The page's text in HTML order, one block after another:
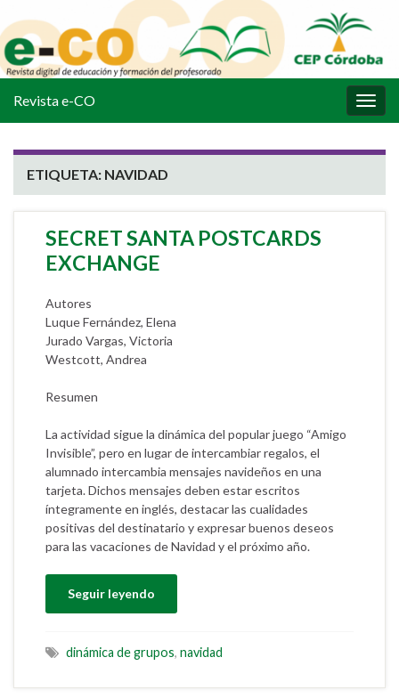
la
Revista e-CO
ETIQUETA: NAVIDAD
SECRET SANTA POSTCARDS
EXCHANGE
Autores
Luque Fernández, Elena
Jurado Vargas, Victoria
Westcott, Andrea
Resumen
La actividad sigue la dinámica del popular juego “Amigo
Invisible”, pero en lugar de intercambiar regalos, el
alumnado intercambia mensajes navideños en una
tarjeta. Dichos mensajes deben estar escritos
íntegramente en inglés, destacar las cualidades
positivas del destinatario y expresar buenos deseos
para las vacaciones de Navidad y el próximo año.
Seguir leyendo
dinámica de grupos, navidad